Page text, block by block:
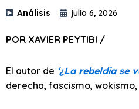
Análisis julio 6, 2026
POR XAVIER PEYTIBI /
El autor de ‘¿La rebeldía se
derecha, fascismo,